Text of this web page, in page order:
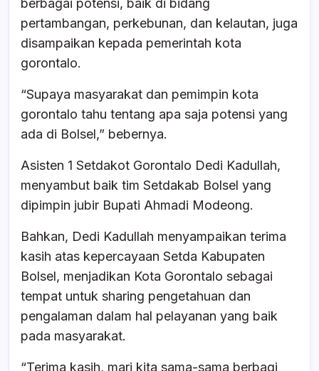
berbagai potensi, baik di bidang
pertambangan, perkebunan, dan kelautan, juga
disampaikan kepada pemerintah kota
gorontalo.
“Supaya masyarakat dan pemimpin kota
gorontalo tahu tentang apa saja potensi yang
ada di Bolsel,” bebernya.
Asisten 1 Setdakot Gorontalo Dedi Kadullah,
menyambut baik tim Setdakab Bolsel yang
dipimpin jubir Bupati Ahmadi Modeong.
Bahkan, Dedi Kadullah menyampaikan terima
kasih atas kepercayaan Setda Kabupaten
Bolsel, menjadikan Kota Gorontalo sebagai
tempat untuk sharing pengetahuan dan
pengalaman dalam hal pelayanan yang baik
pada masyarakat.
“Terima kasih, mari kita sama-sama berbagi